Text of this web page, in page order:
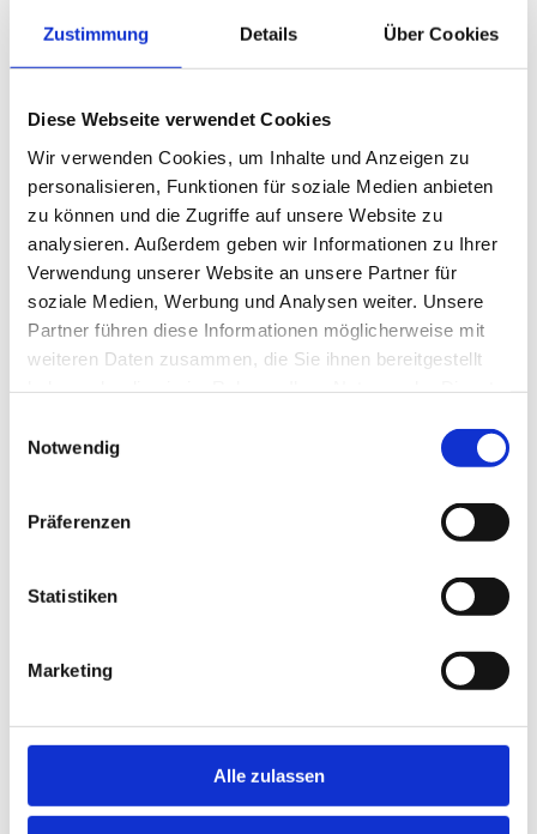
Zustimmung Details Über Cookies
Diese Webseite verwendet Cookies
Wir verwenden Cookies, um Inhalte und Anzeigen zu
personalisieren, Funktionen für soziale Medien anbieten
zu können und die Zugriffe auf unsere Website zu
analysieren. Außerdem geben wir Informationen zu Ihrer
Verwendung unserer Website an unsere Partner für
soziale Medien, Werbung und Analysen weiter. Unsere
Partner führen diese Informationen möglicherweise mit
weiteren Daten zusammen, die Sie ihnen bereitgestellt
Notwendig
Präferenzen
Statistiken
Marketing
Alle zulassen
Politiker William Tweed, dessen Aufstieg zum
Korruptionsnetzwerk beruhte.
Tweed, der Nast sogar Morddrohungen
zukommen ließ, sah seine Macht aufgrund von
dessen Karikaturen in Gefahr: „Es ist mir
gleichgültig, was die Zeitungen über mich
veröffentlichen, da meine Schäfchen sowieso
nicht lesen können. Aber sie verstehen diese
Zeichnungen!“
Insgesamt soll Tweed 200 Millionen Dollar aus
den öffentlichen Kassen erbeutet haben, bevor
Nasts Karikaturen — im Gefängnis landete.
Mit seinen Zeichnungen prägte Thomas Nast
neben dem Weihnachtsmann auch weitere, noch
heute bekannte Symbole: So stellte er “Uncle
Sam” als dünnen Mann im Frack mit Zylinder auf
Wappentier der republikanischen Partei, den
Elefanten, und verhalf dem demokratischen Esel
und dem Dollarzeichen zu Bekanntheit.